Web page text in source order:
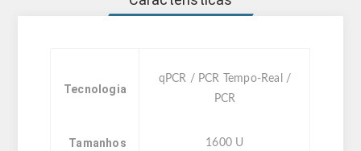
Tecnologia
qPCR / PCR Tempo-Real /
PCR
Tamanhos 1600 U